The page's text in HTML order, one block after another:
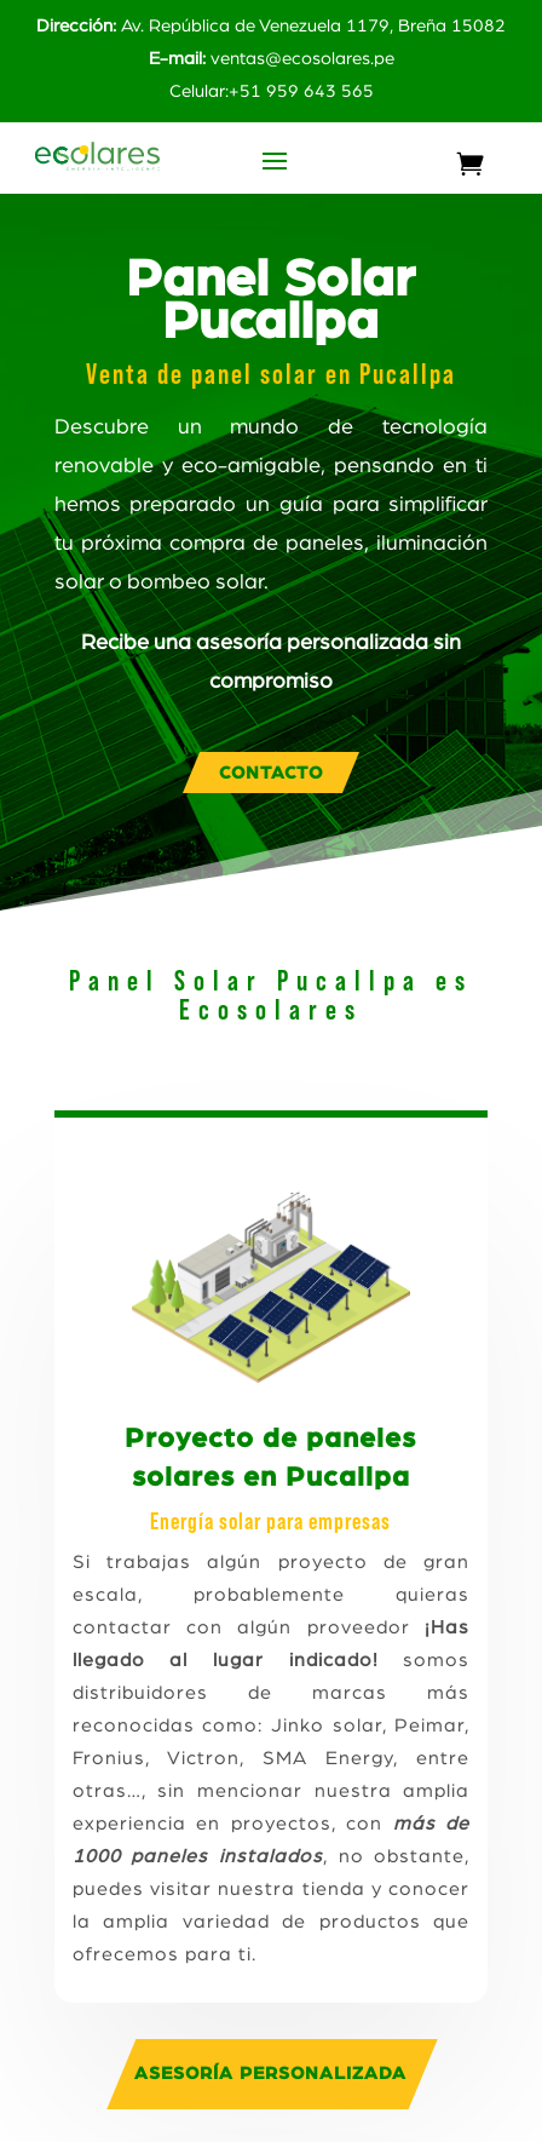
Dirección: Av. República de Venezuela 1179, Breña 15082
E-mail: ventas@ecosolares.pe
Celular:+51 959 643 565
Panel Solar
Pucallpa
Venta de panel solar en Pucallpa
Descubre un mundo de tecnología
renovable y eco-amigable, pensando en ti
hemos preparado un guía para simplificar
tu próxima compra de paneles, iluminación
solar o bombeo solar.
Recibe una asesoría personalizada sin
compromiso
CONTACTO
Panel Solar Pucallpa es
Ecosolares
Proyecto de paneles
solares en Pucallpa
Energía solar para empresas
Si trabajas algún proyecto de gran
escala, probablemente quieras
contactar con algún proveedor ¡Has
llegado al lugar indicado! somos
distribuidores de marcas más
reconocidas como: Jinko solar, Peimar,
Fronius, Victron, SMA Energy, entre
otras…, sin mencionar nuestra amplia
experiencia en proyectos, con más de
1000 paneles instalados, no obstante,
puedes visitar nuestra tienda y conocer
la amplia variedad de productos que
ofrecemos para ti.
ASESORÍA PERSONALIZADA